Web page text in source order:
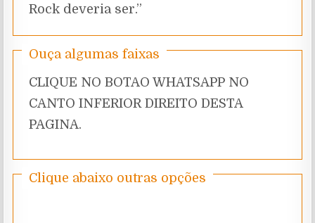
Rock deveria ser.”
Ouça algumas faixas
CLIQUE NO BOTAO WHATSAPP NO
CANTO INFERIOR DIREITO DESTA
PAGINA.
Clique abaixo outras opções